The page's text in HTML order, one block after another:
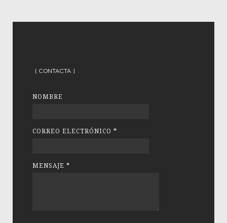
CONTACTA
NOMBRE
CORREO ELECTRÓNICO *
MENSAJE *